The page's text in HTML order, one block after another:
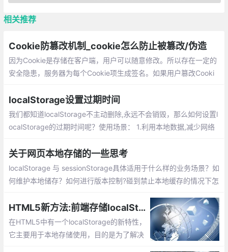
相关推荐
Cookie防篡改机制_cookie怎么防止被篡改/伪造
因为Cookie是存储在客户端，用户可以随意修改。所以存在一定的
安全隐患，服务器为每个Cookie项生成签名。如果用户篡改Cooki
localStorage设置过期时间
我们都知道localStorage不主动删除,永远不会销毁，那么如何设置l
ocalStorage的过期时间呢？使用场景： 1.利用本地数据,减少网络
关于网页本地存储的一些思考
localStorage 与 sessionStorage具体适用于什么样的业务场景？如
何维护本地储存？如何进行版本控制?碰到禁止本地缓存的情况下怎
HTML5新方法:前端存储localStorage的使用总汇
在HTML5中有一个localStorage的新特性，
它主要用于本地存储使用，目的是为了解决